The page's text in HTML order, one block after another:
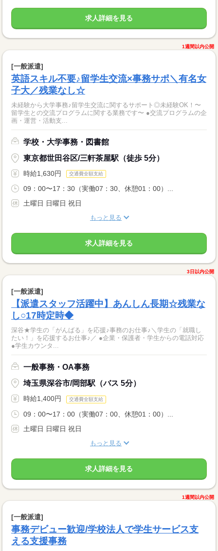
求人詳細を見る
1週間以内公開
[一般派遣]
英語スキル不要♪留学生交流×事務サポ＼有名女
子大／残業なし☆
未経験から大学事務♪留学生交流に関するサポート◎未経験OK！〜
留学生との交流プログラムに関する業務です〜 ●交流プログラムの企
画・運営・活動支...
学校・大学事務・図書館
東京都世田谷区/三軒茶屋駅（徒歩 5分）
時給1,630円 交通費全額支給
09：00〜17：30（実働07：30、休憩01：00）...
土曜日 日曜日 祝日
もっと見る
求人詳細を見る
3日以内公開
[一般派遣]
【派遣スタッフ活躍中】あんしん長期☆残業な
し○17時定時◆
深谷★学生の「がんばる」を応援♪事務のお仕事♪＼学生の「就職し
たい！」を応援するお仕事♪／ ●企業・保護者・学生からの電話対応
●学生カウンタ...
一般事務・OA事務
埼玉県深谷市/岡部駅（バス 5分）
時給1,400円 交通費全額支給
09：00〜17：00（実働07：00、休憩01：00）...
土曜日 日曜日 祝日
もっと見る
求人詳細を見る
1週間以内公開
[一般派遣]
事務デビュー歓迎/学校法人で学生サービス支
える支援事務